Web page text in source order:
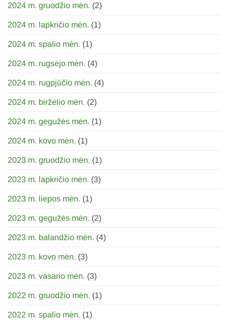
2024 m. gruodžio mėn. (2)
2024 m. lapkričio mėn. (1)
2024 m. spalio mėn. (1)
2024 m. rugsėjo mėn. (4)
2024 m. rugpjūčio mėn. (4)
2024 m. birželio mėn. (2)
2024 m. gegužės mėn. (1)
2024 m. kovo mėn. (1)
2023 m. gruodžio mėn. (1)
2023 m. lapkričio mėn. (3)
2023 m. liepos mėn. (1)
2023 m. gegužės mėn. (2)
2023 m. balandžio mėn. (4)
2023 m. kovo mėn. (3)
2023 m. vasario mėn. (3)
2022 m. gruodžio mėn. (1)
2022 m. spalio mėn. (1)